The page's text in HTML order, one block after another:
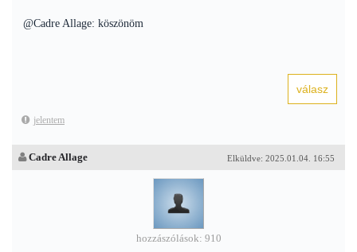
@Cadre Allage: köszönöm
jelentem
Elküldve: 2025.01.04. 16:55
Cadre Allage
hozzászólások: 910